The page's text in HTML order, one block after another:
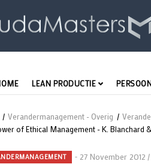
LEAN PRODUCTIE
/ Verandermanagement - Overig /
of Ethical Management - K. Blanchard
27 November 2012 /